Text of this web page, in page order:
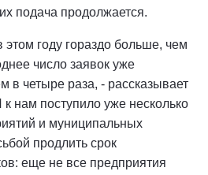
подача продолжается.
этом году гораздо больше, чем
число заявок уже
в четыре раза, - рассказывает
нам поступило уже несколько
и муниципальных
продлить срок
еще не все предприятия